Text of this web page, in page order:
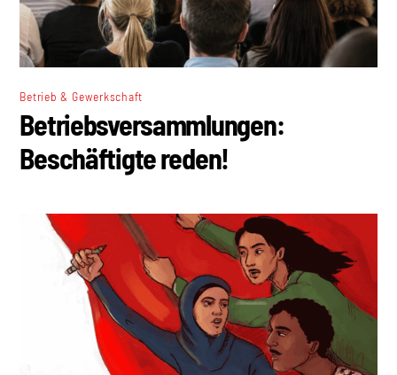
Betrieb & Gewerkschaft
Betriebsversammlungen:
Beschäftigte reden!